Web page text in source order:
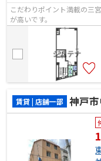
こだわりポイント満載の三
が高いです。
賃貸 | 店舗一部 神戸市